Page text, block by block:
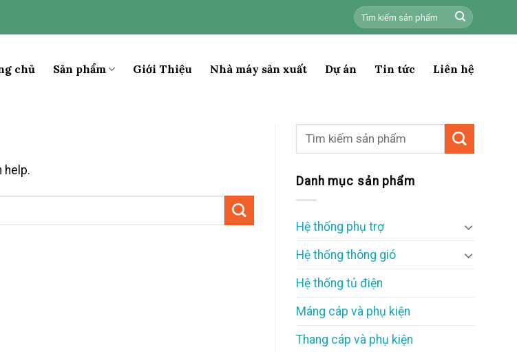
Tìm
kiếm:
chủ Sản phẩm Giới Thiệu Nhà máy sản xuất Dự án Tin tức Liên hệ
help.
Danh mục sản phẩm
Hệ thống phụ trợ
Hệ thống thông gió
Hệ thống tủ điện
Máng cáp và phụ kiện
Thang cáp và phụ kiện